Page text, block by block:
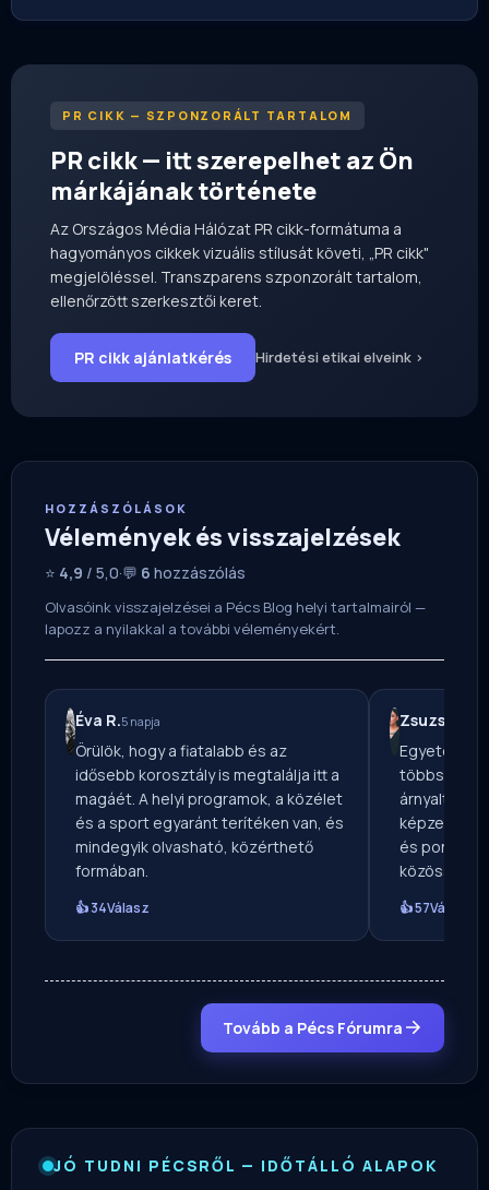
PR CIKK — SZPONZORÁLT TARTALOM
PR cikk — itt szerepelhet az Ön
márkájának története
Az Országos Média Hálózat PR cikk-formátuma a
hagyományos cikkek vizuális stílusát követi, „PR cikk"
megjelöléssel. Transzparens szponzorált tartalom,
ellenőrzött szerkesztői keret.
PR cikk ajánlatkérés Hirdetési etikai elveink ›
HOZZÁSZÓLÁSOK
Vélemények és visszajelzések
⭐ 4,9 / 5,0·💬 6 hozzászólás
Olvasóink visszajelzései a Pécs Blog helyi tartalmairól —
lapozz a nyilakkal a további véleményekért.
Éva R.5 napja
Örülök, hogy a fiatalabb és az
idősebb korosztály is megtalálja itt a
magáét. A helyi programok, a közélet
és a sport egyaránt terítéken van, és
mindegyik olvasható, közérthető
formában.
👍 34Válasz
Zsuzsa T.
Egyetértek
árnyaltabb
képzelni.
és pont
közösségi
👍 57Válasz
Tovább a Pécs Fórumra
JÓ TUDNI PÉCSRŐL — IDŐTÁLLÓ ALAPOK